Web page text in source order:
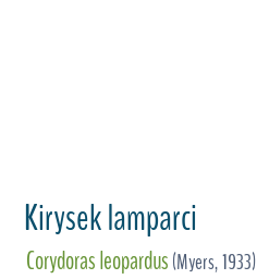
Kirysek lamparci
Corydoras leopardus(Myers, 1933)